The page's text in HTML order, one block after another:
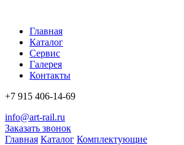
Главная
Каталог
Сервис
Галерея
Контакты
+7 915 406-14-69
info@art-rail.ru
Заказать звонок
Главная Каталог Комплектующие